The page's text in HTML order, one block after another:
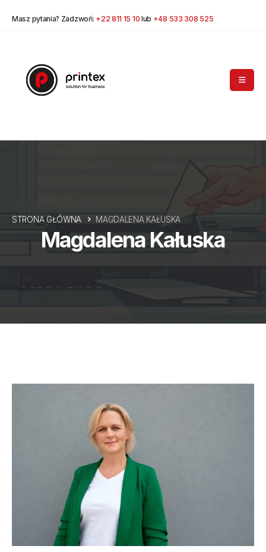
Masz pytania? Zadzwoń: +22 811 15 10 lub +48 533 308 525
Magdalena Kałuska
STRONA GŁÓWNA MAGDALENA KAŁUSKA